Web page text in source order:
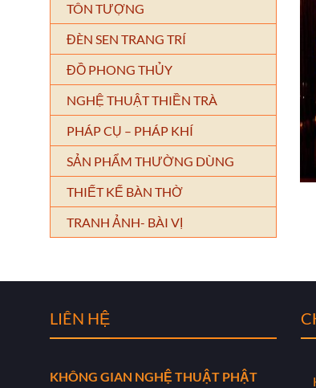
TÔN TƯỢNG
ĐÈN SEN TRANG TRÍ
ĐỒ PHONG THỦY
NGHỆ THUẬT THIỀN TRÀ
PHÁP CỤ – PHÁP KHÍ
SẢN PHẨM THƯỜNG DÙNG
THIẾT KẾ BÀN THỜ
TRANH ẢNH- BÀI VỊ
LIÊN HỆ
KHÔNG GIAN NGHỆ THUẬT PHẬT